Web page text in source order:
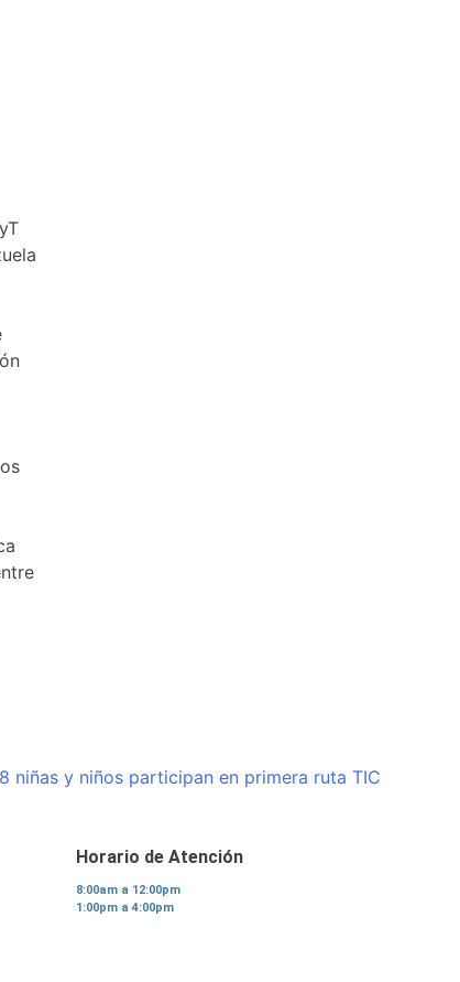
niñas y niños participan en primera ruta TIC
Horario de Atención
8:00am a 12:00pm
1:00pm a 4:00pm